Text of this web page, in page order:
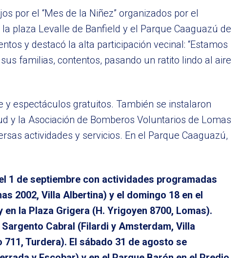
por el “Mes de la Niñez” organizados por el
plaza Levalle de Banfield y el Parque Caaguazú de
y destacó la alta participación vecinal: “Estamos
familias, contentos, pasando un ratito lindo al aire
espectáculos gratuitos. También se instalaron
y la Asociación de Bomberos Voluntarios de Lomas
actividades y servicios. En el Parque Caaguazú,
1 de septiembre con actividades programadas
2002, Villa Albertina) y el domingo 18 en el
la Plaza Grigera (H. Yrigoyen 8700, Lomas).
Cabral (Filardi y Amsterdam, Villa
Turdera). El sábado 31 de agosto se